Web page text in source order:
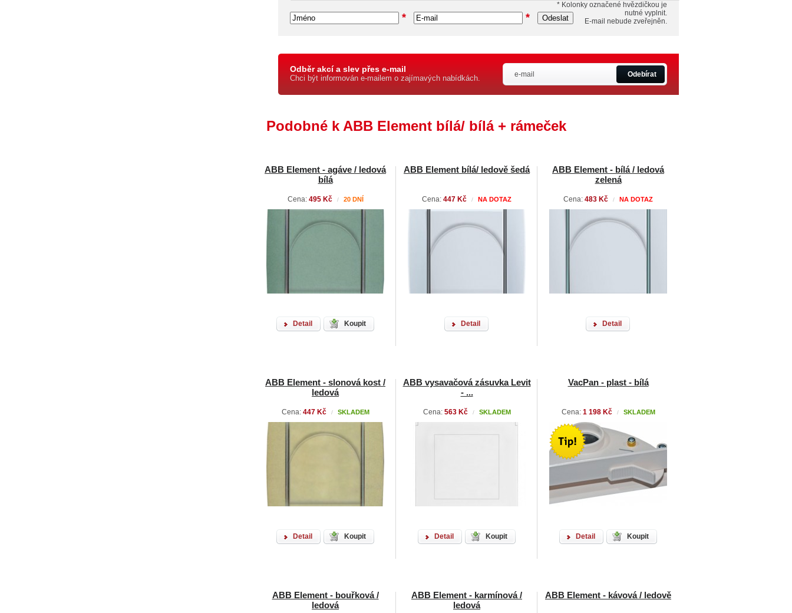
* * Odeslat
* Kolonky označené hvězdičkou je
nutné vyplnit.
E-mail nebude zveřejněn.
Odběr akcí a slev přes e-mail
Chci být informován e-mailem o zajímavých nabídkách. Odebírat
Podobné k ABB Element bílá/ bílá + rámeček
ABB Element - agáve / ledová
bílá
Cena: 495 Kč / 20 DNÍ
Detail Koupit
ABB Element bílá/ ledově šedá
Cena: 447 Kč / NA DOTAZ
Detail
ABB Element - bílá / ledová
zelená
Cena: 483 Kč / NA DOTAZ
Detail
ABB Element - slonová kost /
ledová
Cena: 447 Kč / SKLADEM
Detail Koupit
ABB vysavačová zásuvka Levit
- ...
Cena: 563 Kč / SKLADEM
Detail Koupit
VacPan - plast - bílá
Cena: 1 198 Kč / SKLADEM
Detail Koupit
ABB Element - bouřková /
ledová
ABB Element - karmínová /
ledová
ABB Element - kávová / ledově